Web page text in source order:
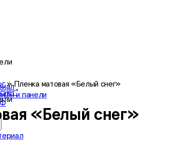
и панели
»Пленка матовая «Белый снег»
«Белый снег»